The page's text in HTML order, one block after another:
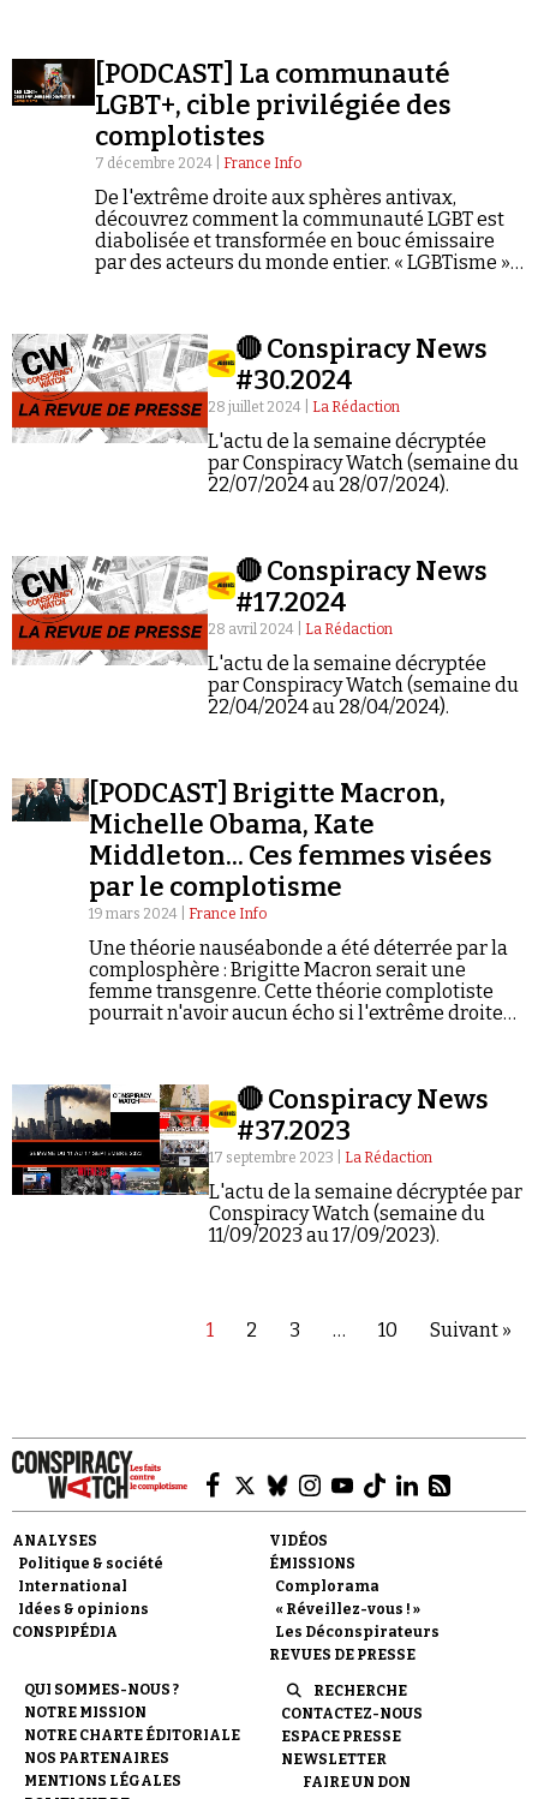
[PODCAST] La communauté
LGBT+, cible privilégiée des
complotistes
7 décembre 2024 | France Info
De l'extrême droite aux sphères antivax,
découvrez comment la communauté LGBT est
diabolisée et transformée en bouc émissaire
par des acteurs du monde entier. « LGBTisme »,
🔴 Conspiracy News
#30.2024
28 juillet 2024 | La Rédaction
L'actu de la semaine décryptée
par Conspiracy Watch (semaine du
22/07/2024 au 28/07/2024).
🔴 Conspiracy News
#17.2024
28 avril 2024 | La Rédaction
L'actu de la semaine décryptée
par Conspiracy Watch (semaine du
22/04/2024 au 28/04/2024).
[PODCAST] Brigitte Macron,
Michelle Obama, Kate
Middleton... Ces femmes visées
par le complotisme
19 mars 2024 | France Info
Une théorie nauséabonde a été déterrée par la
complosphère : Brigitte Macron serait une
femme transgenre. Cette théorie complotiste
pourrait n'avoir aucun écho si l'extrême droite
complosphère.
🔴 Conspiracy News
#37.2023
17 septembre 2023 | La Rédaction
L'actu de la semaine décryptée par
Conspiracy Watch (semaine du
11/09/2023 au 17/09/2023).
1 2 3 … 10 Suivant »
ANALYSES
Politique & société
International
Idées & opinions
CONSPIPÉDIA
VIDÉOS
ÉMISSIONS
Complorama
« Réveillez-vous ! »
Les Déconspirateurs
REVUES DE PRESSE
QUI SOMMES-NOUS ?
NOTRE MISSION
NOTRE CHARTE ÉDITORIALE
NOS PARTENAIRES
MENTIONS LÉGALES
RECHERCHE
CONTACTEZ-NOUS
ESPACE PRESSE
NEWSLETTER
FAIRE UN DON